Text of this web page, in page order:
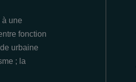
à une
fonction
urbaine
; la